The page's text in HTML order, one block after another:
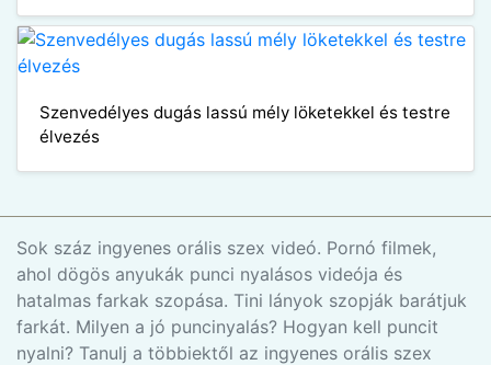
Szenvedélyes dugás lassú mély löketekkel és testre
élvezés
Sok száz ingyenes orális szex videó. Pornó filmek,
ahol dögös anyukák punci nyalásos videója és
hatalmas farkak szopása. Tini lányok szopják barátjuk
farkát. Milyen a jó puncinyalás? Hogyan kell puncit
nyalni? Tanulj a többiektől az ingyenes orális szex